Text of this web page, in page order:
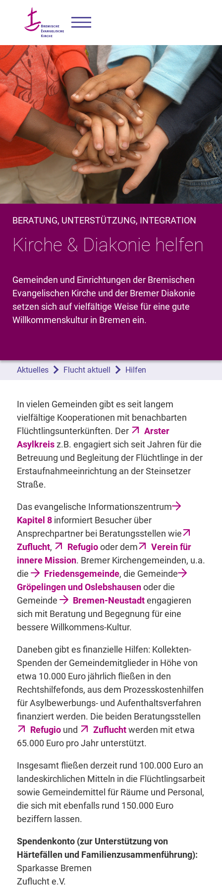
BERATUNG, UNTERSTÜTZUNG, INTEGRATION
Kirche & Diakonie helfen
Gemeinden und Einrichtungen der Bremischen
Evangelischen Kirche und der Bremer Diakonie
setzen sich auf vielfältige Weise für eine gute
Willkommenskultur in Bremen ein.
Aktuelles Flucht aktuell Hilfen
In vielen Gemeinden gibt es seit langem
vielfältige Kooperationen mit benachbarten
Flüchtlingsunterkünften. Der
Arster
Asylkreisz.B. engagiert sich seit Jahren für die
Betreuung und Begleitung der Flüchtlinge in der
Erstaufnahmeeinrichtung an der Steinsetzer
Straße.
Das evangelische Informationszentrum
Kapitel 8informiert Besucher über
Ansprechpartner bei Beratungsstellen wie
Zuflucht, Refugiooder dem
Verein für
innere Mission. Bremer Kirchengemeinden, u.a.
die
Friedensgemeinde, die Gemeinde
Gröpelingen und Oslebshausenoder die
Gemeinde
Bremen-Neustadtengagieren
sich mit Beratung und Begegnung für eine
bessere Willkommens-Kultur.
Daneben gibt es finanzielle Hilfen: Kollekten-
Spenden der Gemeindemitglieder in Höhe von
etwa 10.000 Euro jährlich fließen in den
Rechtshilfefonds, aus dem Prozesskostenhilfen
für Asylbewerbungs- und Aufenthaltsverfahren
finanziert werden. Die beiden Beratungsstellen
Refugiound Zufluchtwerden mit etwa
65.000 Euro pro Jahr unterstützt.
Insgesamt fließen derzeit rund 100.000 Euro an
landeskirchlichen Mitteln in die Flüchtlingsarbeit
sowie Gemeindemittel für Räume und Personal,
die sich mit ebenfalls rund 150.000 Euro
beziffern lassen.
Spendenkonto (zur Unterstützung von
Härtefällen und Familienzusammenführung):
Sparkasse Bremen
Zuflucht e.V.